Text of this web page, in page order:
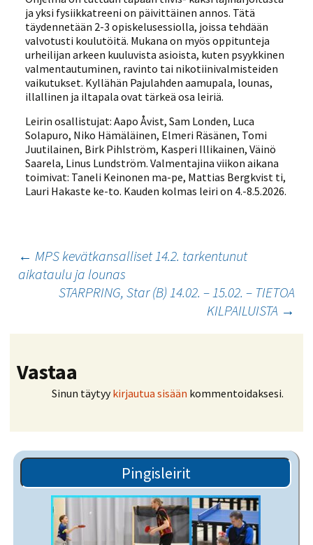
ja yksi fysiikkatreeni on päivittäinen annos. Tätä
täydennetään 2-3 opiskelusessiolla, joissa tehdään
valvotusti koulutöitä. Mukana on myös oppitunteja
urheilijan arkeen kuuluvista asioista, kuten psyykkinen
valmentautuminen, ravinto tai nikotiinivalmisteiden
vaikutukset. Kyllähän Pajulahden aamupala, lounas,
illallinen ja iltapala ovat tärkeä osa leiriä.
Leirin osallistujat: Aapo Åvist, Sam Londen, Luca
Solapuro, Niko Hämäläinen, Elmeri Räsänen, Tomi
Juutilainen, Birk Pihlström, Kasperi Illikainen, Väinö
Saarela, Linus Lundström. Valmentajina viikon aikana
toimivat: Taneli Keinonen ma-pe, Mattias Bergkvist ti,
Lauri Hakaste ke-to. Kauden kolmas leiri on 4.-8.5.2026.
Artikkelien
selaus
← MPS kevätkansalliset 14.2. tarkentunut
aikataulu ja lounas
STARPRING, Star (B) 14.02. – 15.02. – TIETOA
KILPAILUISTA →
Vastaa
Sinun täytyykirjautua sisään kommentoidaksesi.
Pingisleirit